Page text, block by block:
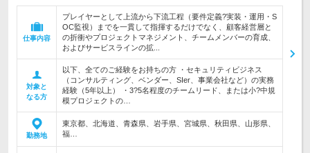
仕事内容
プレイヤーとして上流から下流工程（要件定義?実装・運用・S
OC監視）までを一貫して指揮するだけでなく、顧客経営層と
の折衝やプロジェクトマネジメント、チームメンバーの育成、
およびサービスラインの拡...
対象と
なる方
以下、全てのご経験をお持ちの方 ・セキュリティビジネス
（コンサルティング、ベンダー、SIer、事業会社など）の実務
経験（5年以上） ・3?5名程度のチームリード、または小?中規
模プロジェクトの…
勤務地
東京都、北海道、青森県、岩手県、宮城県、秋田県、山形県、
福…